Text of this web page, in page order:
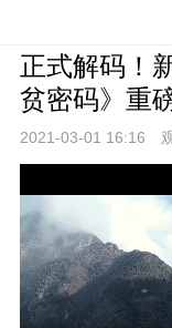
正式解码！
贫密码》重
2021-03-01 16:16